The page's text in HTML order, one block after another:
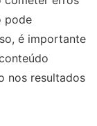
pode
é importante
nos resultados